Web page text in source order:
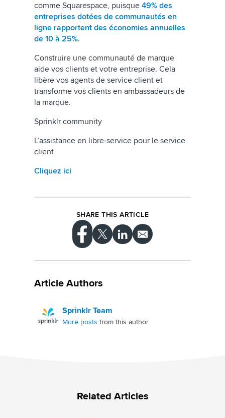
comme Squarespace, puisque 49% des
entreprises dotées de communautés en
ligne rapportent des économies annuelles
de 10 à 25%.
Construire une communauté de marque
aide vos clients et votre entreprise. Cela
libère vos agents de service client et
transforme vos clients en ambassadeurs de
la marque.
Sprinklr community
L’assistance en libre-service pour le service
client
Cliquez ici
SHARE THIS ARTICLE
Article Authors
Sprinklr Team
More posts from this author
Related Articles